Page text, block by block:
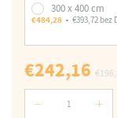
300 x 400 cm
€484,28
€393,72 bez
€242,16
Počet